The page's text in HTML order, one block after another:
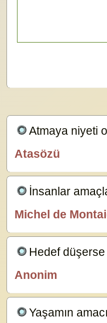
Atmaya niyeti
Atasözü
İnsanlar
Michel de
Hedef
Anonim
Yaşamın